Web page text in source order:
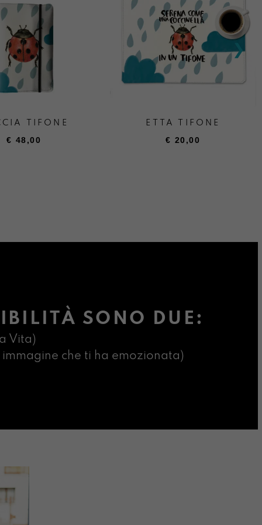
TIFONE
€ 48,00
ETTA TIFONE
€ 20,00
SONO DUE:
Vita)
che ti ha emozionata)